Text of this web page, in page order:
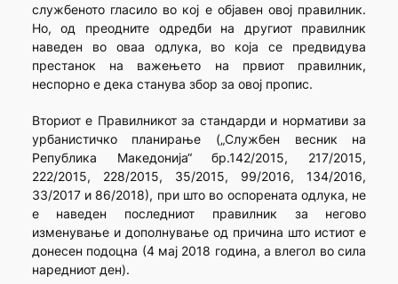
службеното гласило во кој е објавен овој правилник.
Но, од преодните одредби на другиот правилник
наведен во оваа одлука, во која се предвидува
престанок на важењето на првиот правилник,
неспорно е дека станува збор за овој пропис.
Вториот е Правилникот за стандарди и нормативи за
урбанистичко планирање („Службен весник на
Република Македонија“ бр.142/2015, 217/2015,
222/2015, 228/2015, 35/2015, 99/2016, 134/2016,
33/2017 и 86/2018), при што во оспорената одлука, не
е наведен последниот правилник за негово
изменување и дополнување од причина што истиот е
донесен подоцна (4 мај 2018 година, а влегол во сила
наредниот ден).